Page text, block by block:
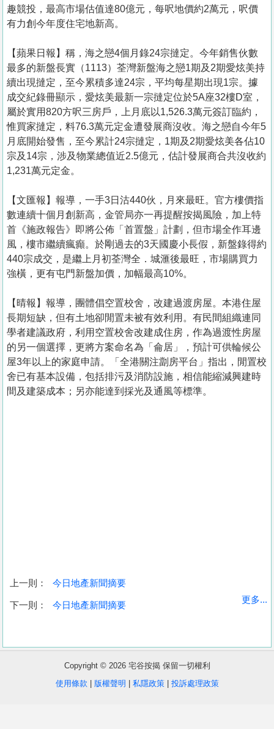
收
盤
趣競投，最高市場估值達80億元，每呎地價約2萬元，呎價
有力創今年度住宅地新高。
【蘋果日報】稱，海之戀4個月錄24宗撻定。今年銷售伙數
最多的新盤長實（1113）荃灣新盤海之戀1期及2期愛炫美持
續出現撻定，至今累積多達24宗，平均每星期出現1宗。據
成交紀錄冊顯示，愛炫美最新一宗撻定位於5A座32樓D室，
屬於實用820方呎三房戶，上月底以1,526.3萬元簽訂臨約，
惟買家撻定，料76.3萬元定金遭發展商沒收。海之戀自今年5
月底開始發售，至今累計24宗撻定，1期及2期愛炫美各佔10
宗及14宗，涉及物業總值近2.5億元，估計發展商合共沒收約
1,231萬元定金。
【文匯報】報導，一手3日沽440伙，月來最旺。官方樓價指
數連續十個月創新高，金管局亦一再提醒按揭風險，加上特
首《施政報告》即將公佈「首置盤」計劃，但市場全作耳邊
風，樓市繼續瘋癲。於剛過去的3天國慶小長假，新盤錄得約
440宗成交，是繼上月初荃灣全．城滙後最旺，市場購買力
強橫，更有屯門新盤加價，加幅最高10%。
【晴報】報導，團體倡空置校舍，改建過渡房屋。本港住屋
長期短缺，但有土地卻閒置未被有效利用。有民間組織連同
學者建議政府，利用空置校舍改建成住房，作為過渡性房屋
的另一個選擇，更將方案命名為「侖居」，預計可供輪候公
屋3年以上的家庭申請。「全港關注劏房平台」指出，閒置校
舍已有基本設備，包括排污及消防設施，相信能縮減興建時
間及建築成本；另亦能達到採光及通風等標準。
上一則： 今日地產新聞摘要
下一則： 今日地產新聞摘要
更多...
Copyright © 2026 宅谷按揭 保留一切權利
使用條款
版權聲明 私隱政策| 投訴處理政策